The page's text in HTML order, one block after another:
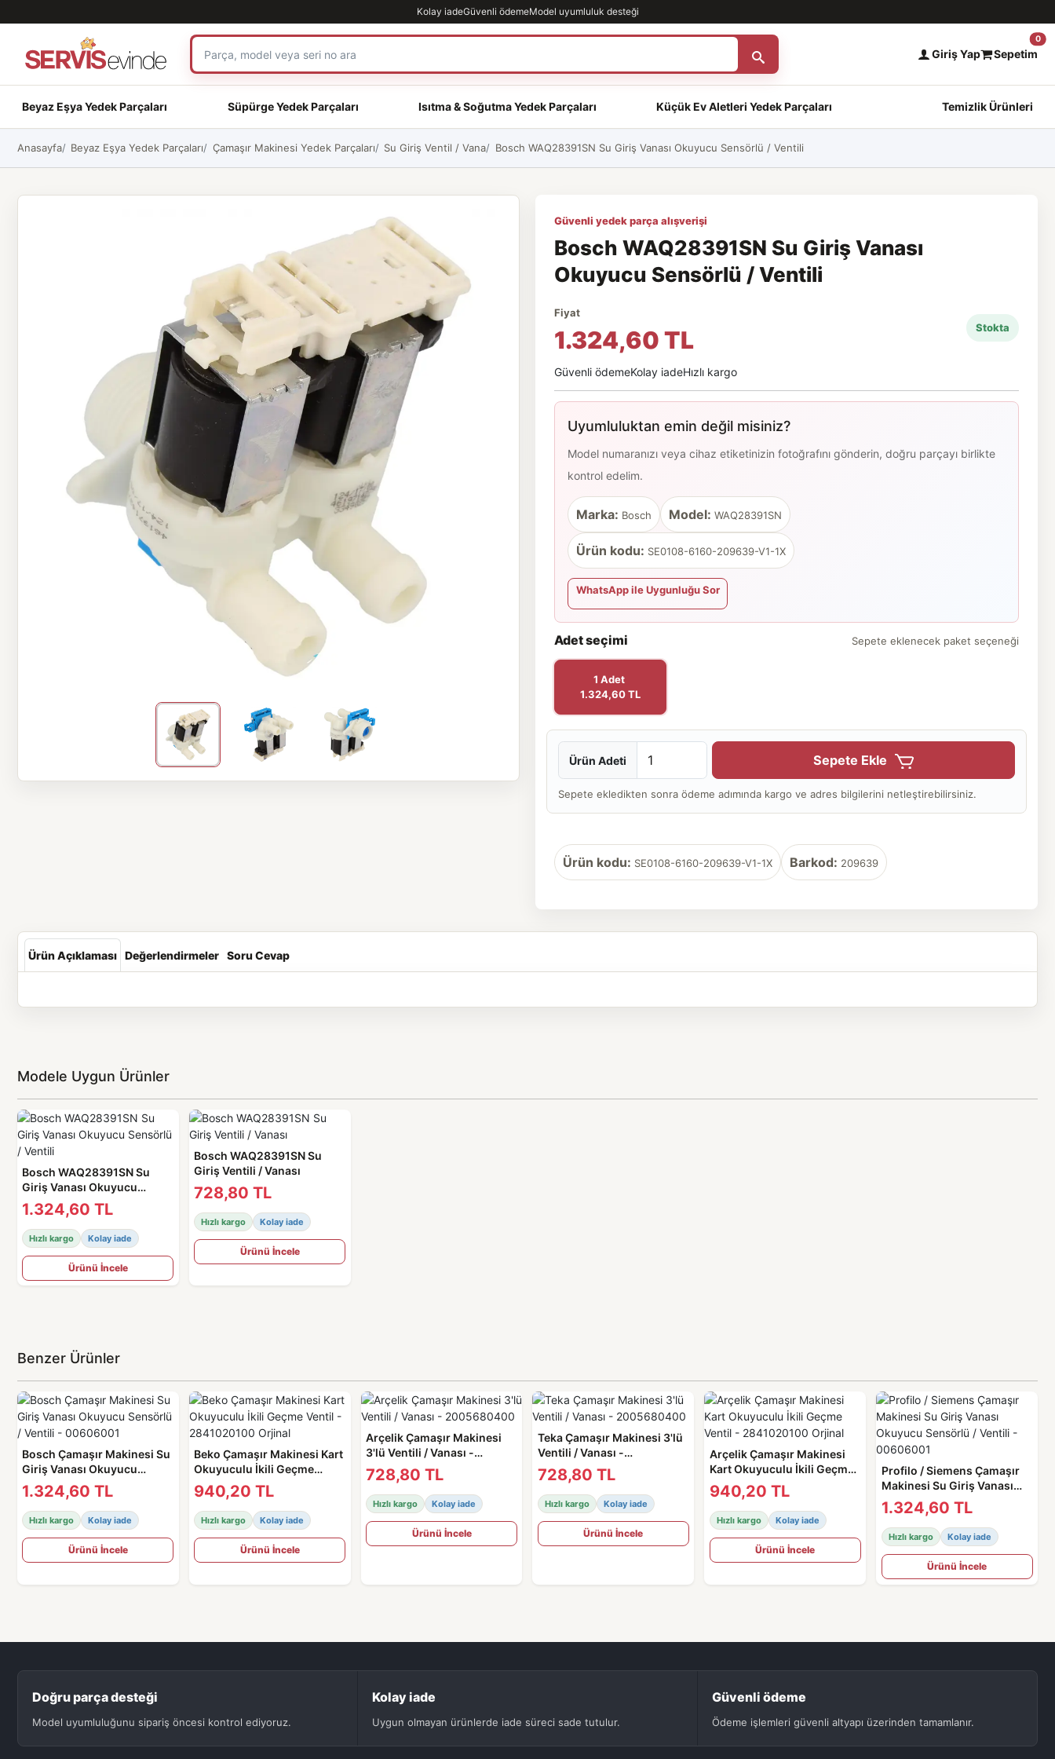
Kolay iadeGüvenli ödemeModel uyumluluk desteği
Giriş Yap Sepetim
0
Beyaz Eşya Yedek Parçaları Süpürge Yedek Parçaları Isıtma & Soğutma Yedek Parçaları Küçük Ev Aletleri Yedek Parçaları Temizlik Ürünleri
Anasayfa Beyaz Eşya Yedek Parçaları Çamaşır Makinesi Yedek Parçaları Su Giriş Ventil / Vana Bosch WAQ28391SN Su Giriş Vanası Okuyucu Sensörlü / Ventili
Güvenli yedek parça alışverişi
Bosch WAQ28391SN Su Giriş Vanası
Okuyucu Sensörlü / Ventili
Fiyat
1.324,60 TL Stokta
Güvenli ödemeKolay iadeHızlı kargo
Uyumluluktan emin değil misiniz?
Model numaranızı veya cihaz etiketinizin fotoğrafını gönderin, doğru parçayı birlikte
kontrol edelim.
Marka: Bosch Model: WAQ28391SN
Ürün kodu: SE0108-6160-209639-V1-1X
WhatsApp ile Uygunluğu Sor
Adet seçimi Sepete eklenecek paket seçeneği
1 Adet
1.324,60 TL
Ürün Adeti Sepete Ekle
Sepete ekledikten sonra ödeme adımında kargo ve adres bilgilerini netleştirebilirsiniz.
Ürün kodu: SE0108-6160-209639-V1-1X Barkod: 209639
Ürün Açıklaması Değerlendirmeler Soru Cevap
Modele Uygun Ürünler
Bosch WAQ28391SN Su
Giriş Vanası Okuyucu
Sensörlü / Ventili
1.324,60 TL
Hızlı kargo Kolay iade
Ürünü İncele
Bosch WAQ28391SN Su
Giriş Ventili / Vanası
728,80 TL
Hızlı kargo Kolay iade
Ürünü İncele
Benzer Ürünler
Bosch Çamaşır Makinesi Su
Giriş Vanası Okuyucu
Sensörlü / Ventili -
00606001
1.324,60 TL
Hızlı kargo Kolay iade
Ürünü İncele
Beko Çamaşır Makinesi Kart
Okuyuculu İkili Geçme
Ventil - 2841020100 Orjinal
940,20 TL
Hızlı kargo Kolay iade
Ürünü İncele
Arçelik Çamaşır Makinesi
3'lü Ventili / Vanası -
2005680400
728,80 TL
Hızlı kargo Kolay iade
Ürünü İncele
Teka Çamaşır Makinesi 3'lü
Ventili / Vanası -
2005680400
728,80 TL
Hızlı kargo Kolay iade
Ürünü İncele
Arçelik Çamaşır Makinesi
Kart Okuyuculu İkili Geçme
Ventil - 2841020100 Orjinal
940,20 TL
Hızlı kargo Kolay iade
Ürünü İncele
Profilo / Siemens Çamaşır
Makinesi Su Giriş Vanası
Okuyucu Sensörlü / Ventili -
00606001
1.324,60 TL
Hızlı kargo Kolay iade
Ürünü İncele
Doğru parça desteği
Model uyumluluğunu sipariş öncesi kontrol ediyoruz.
Kolay iade
Uygun olmayan ürünlerde iade süreci sade tutulur.
Güvenli ödeme
Ödeme işlemleri güvenli altyapı üzerinden tamamlanır.